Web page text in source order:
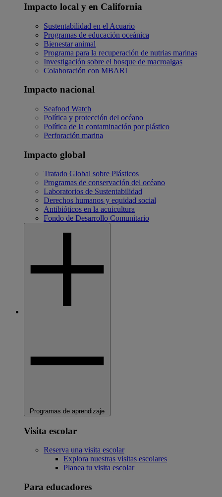
Impacto local y en California
Sustentabilidad en el Acuario
Programas de educación oceánica
Bienestar animal
Programa para la recuperación de nutrias marinas
Investigación sobre el bosque de macroalgas
Colaboración con MBARI
Impacto nacional
Seafood Watch
Política y protección del océano
Política de la contaminación por plástico
Perforación marina
Impacto global
Tratado Global sobre Plásticos
Programas de conservación del océano
Laboratorios de Sustentabilidad
Derechos humanos y equidad social
Antibióticos en la acuicultura
Fondo de Desarrollo Comunitario
Programas de aprendizaje
Visita escolar
Reserva una visita escolar
Explora nuestras visitas escolares
Planea tu visita escolar
Para educadores